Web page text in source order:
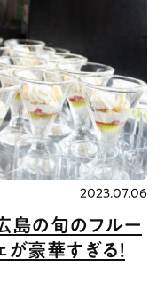
島の旬のフルー
豪華すぎる！
2023.07.06